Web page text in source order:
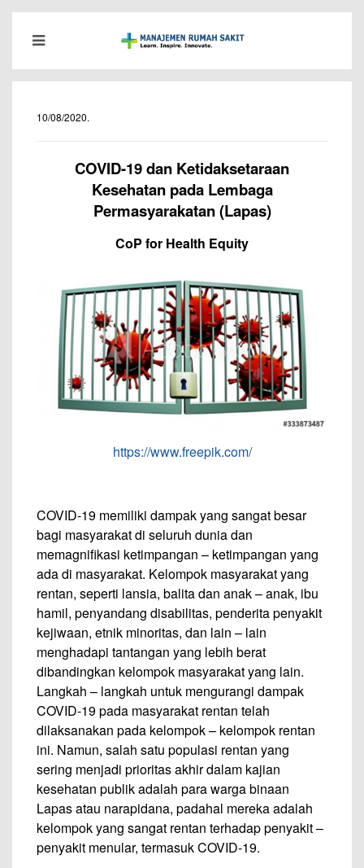
10/08/2020.
COVID-19 dan Ketidaksetaraan
Kesehatan pada Lembaga
Permasyarakatan (Lapas)
CoP for Health Equity
https://www.freepik.com/
COVID-19 memiliki dampak yang sangat besar
bagi masyarakat di seluruh dunia dan
memagnifikasi ketimpangan – ketimpangan yang
ada di masyarakat. Kelompok masyarakat yang
rentan, seperti lansia, balita dan anak – anak, ibu
hamil, penyandang disabilitas, penderita penyakit
kejiwaan, etnik minoritas, dan lain – lain
menghadapi tantangan yang lebih berat
dibandingkan kelompok masyarakat yang lain.
Langkah – langkah untuk mengurangi dampak
COVID-19 pada masyarakat rentan telah
dilaksanakan pada kelompok – kelompok rentan
ini. Namun, salah satu populasi rentan yang
sering menjadi prioritas akhir dalam kajian
kesehatan publik adalah para warga binaan
Lapas atau narapidana, padahal mereka adalah
kelompok yang sangat rentan terhadap penyakit –
penyakit menular, termasuk COVID-19.